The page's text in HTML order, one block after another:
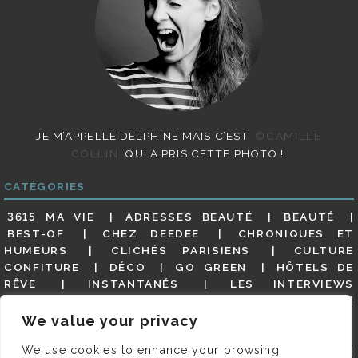
We value your privacy
We use cookies to enhance your browsing
JE M’APPELLE DELPHINE MAIS C’EST
©CAMILLE
COLLIN
QUI A PRIS CETTE PHOTO !
CATÉGORIES
3615 MA VIE ADRESSES BEAUTÉ
BEAUTÉ
BEST-OF
CHEZ DEEDEE
CHRONIQUES ET
HUMEURS
CLICHÉS PARISIENS
CULTURE
CONFITURE
DÉCO GO GREEN
HÔTELS DE
RÊVE
INSTANTANÉS
LES INTERVIEWS
MES ADRESSES
MODE NON CLASSÉ
GUIDE
PARIS EN PHOTOS RESTAURANTS